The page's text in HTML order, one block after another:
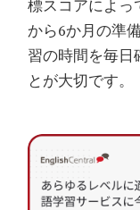
標スコアによっ
から6か月の準
習の時間を毎日
とが大切です。